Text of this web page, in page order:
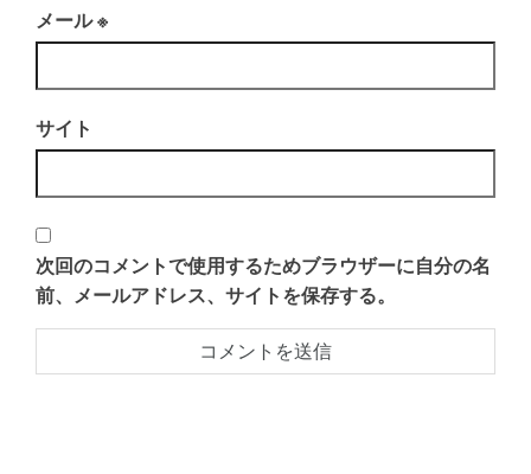
メール※
サイト
次回のコメントで使用するためブラウザーに自分の名
前、メールアドレス、サイトを保存する。